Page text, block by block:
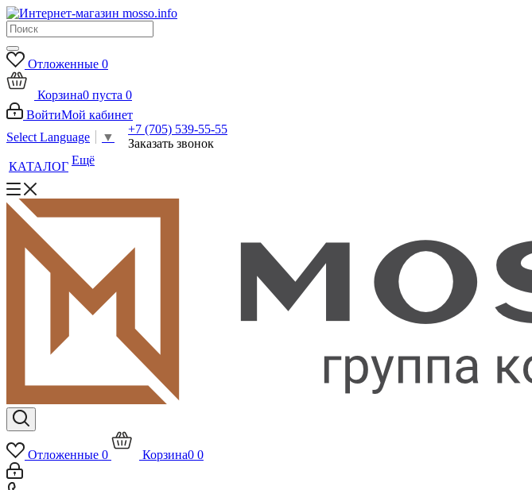
Отложенные 0
Корзина0 пуста 0
ВойтиМой кабинет
Select Language
▼
+7 (705) 539-55-55
Заказать звонок
КАТАЛОГ Ещё
Отложенные 0 Корзина0 0